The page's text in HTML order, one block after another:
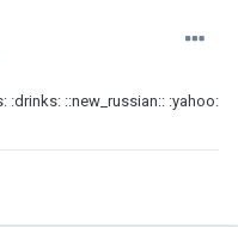
::new_russian:: :yahoo: